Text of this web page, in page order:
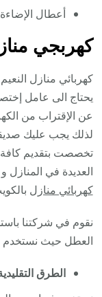
أعطال الإضاءة
كهربجي
كهربائي منازل
يحتاج الى عامل
عن الإقتراب من
لذلك يجب عليك
تخصصت بتقديم كافة
العديدة في
كهربائي منازل
نقوم في شركتنا
العطل حيث نستخدم
الطرق